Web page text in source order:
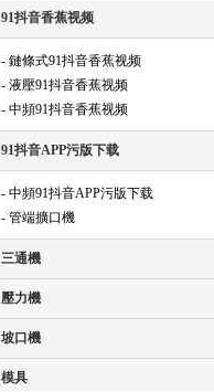
91抖音香蕉视频
- 鏈條式91抖音香蕉视频
- 液壓91抖音香蕉视频
- 中頻91抖音香蕉视频
91抖音APP污版下载
- 中頻91抖音APP污版下载
- 管端擴口機
三通機
壓力機
坡口機
模具